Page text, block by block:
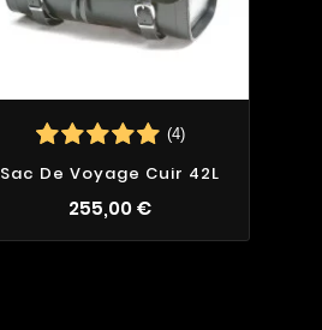
(4)
Sac De Voyage Cuir 42L
255,00 €